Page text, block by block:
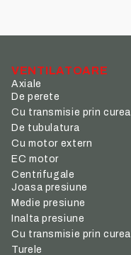
VENTILATOARE
Axiale
De perete
Cu transmisie prin curea
De tubulatura
Cu motor extern
EC motor
Centrifugale
Joasa presiune
Medie presiune
Inalta presiune
Cu transmisie prin curea
Turele